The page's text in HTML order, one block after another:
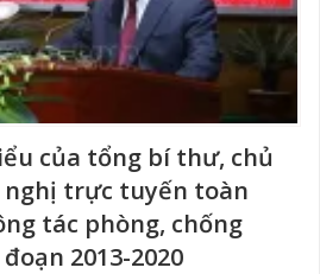
của tổng bí thư, chủ
trực tuyến toàn
tác phòng, chống
2013-2020